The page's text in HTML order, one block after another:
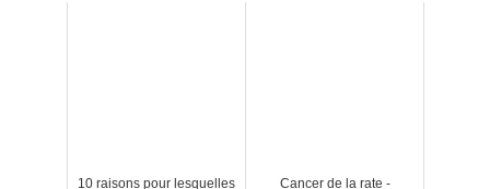
10 raisons pour lesquelles
Cancer de la rate -